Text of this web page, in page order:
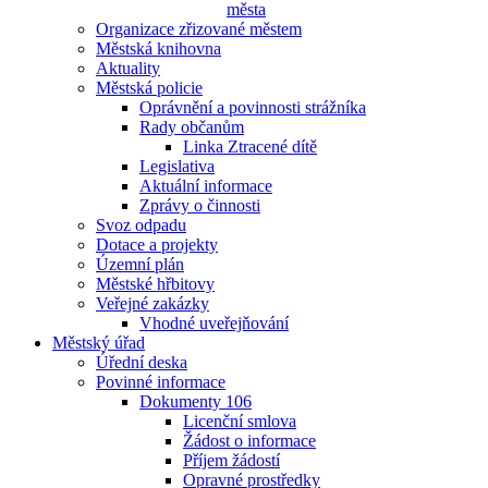
města
Organizace zřizované městem
Městská knihovna
Aktuality
Městská policie
Oprávnění a povinnosti strážníka
Rady občanům
Linka Ztracené dítě
Legislativa
Aktuální informace
Zprávy o činnosti
Svoz odpadu
Dotace a projekty
Územní plán
Městské hřbitovy
Veřejné zakázky
Vhodné uveřejňování
Městský úřad
Úřední deska
Povinné informace
Dokumenty 106
Licenční smlova
Žádost o informace
Příjem žádostí
Opravné prostředky